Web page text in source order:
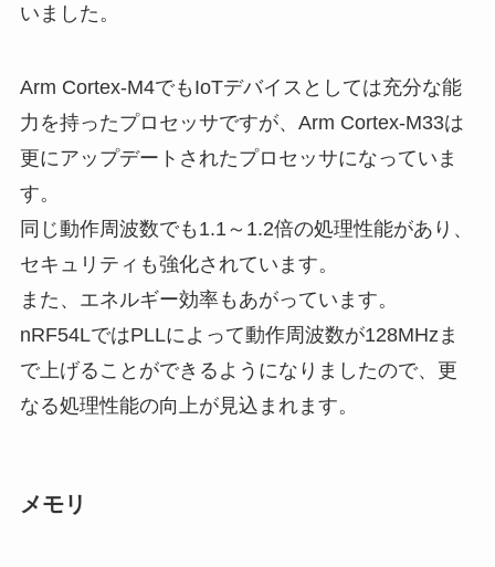
いました。
Arm Cortex-M4でもIoTデバイスとしては充分な能
力を持ったプロセッサですが、Arm Cortex-M33は
更にアップデートされたプロセッサになっていま
す。
同じ動作周波数でも1.1～1.2倍の処理性能があり、
セキュリティも強化されています。
また、エネルギー効率もあがっています。
nRF54LではPLLによって動作周波数が128MHzま
で上げることができるようになりましたので、更
なる処理性能の向上が見込まれます。
メモリ